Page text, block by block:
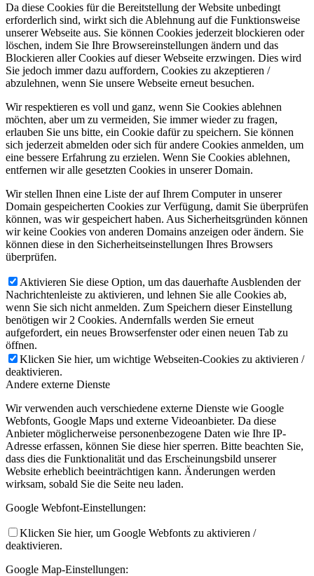
Da diese Cookies für die Bereitstellung der Website unbedingt
erforderlich sind, wirkt sich die Ablehnung auf die Funktionsweise
unserer Webseite aus. Sie können Cookies jederzeit blockieren oder
löschen, indem Sie Ihre Browsereinstellungen ändern und das
Blockieren aller Cookies auf dieser Webseite erzwingen. Dies wird
Sie jedoch immer dazu auffordern, Cookies zu akzeptieren /
abzulehnen, wenn Sie unsere Webseite erneut besuchen.
Wir respektieren es voll und ganz, wenn Sie Cookies ablehnen
möchten, aber um zu vermeiden, Sie immer wieder zu fragen,
erlauben Sie uns bitte, ein Cookie dafür zu speichern. Sie können
sich jederzeit abmelden oder sich für andere Cookies anmelden, um
eine bessere Erfahrung zu erzielen. Wenn Sie Cookies ablehnen,
entfernen wir alle gesetzten Cookies in unserer Domain.
Wir stellen Ihnen eine Liste der auf Ihrem Computer in unserer
Domain gespeicherten Cookies zur Verfügung, damit Sie überprüfen
können, was wir gespeichert haben. Aus Sicherheitsgründen können
wir keine Cookies von anderen Domains anzeigen oder ändern. Sie
können diese in den Sicherheitseinstellungen Ihres Browsers
überprüfen.
Aktivieren Sie diese Option, um das dauerhafte Ausblenden der
Nachrichtenleiste zu aktivieren, und lehnen Sie alle Cookies ab,
wenn Sie sich nicht anmelden. Zum Speichern dieser Einstellung
benötigen wir 2 Cookies. Andernfalls werden Sie erneut
aufgefordert, ein neues Browserfenster oder einen neuen Tab zu
öffnen.
Klicken Sie hier, um wichtige Webseiten-Cookies zu aktivieren /
deaktivieren.
Andere externe Dienste
Wir verwenden auch verschiedene externe Dienste wie Google
Webfonts, Google Maps und externe Videoanbieter. Da diese
Anbieter möglicherweise personenbezogene Daten wie Ihre IP-
Adresse erfassen, können Sie diese hier sperren. Bitte beachten Sie,
dass dies die Funktionalität und das Erscheinungsbild unserer
Website erheblich beeinträchtigen kann. Änderungen werden
wirksam, sobald Sie die Seite neu laden.
Google Webfont-Einstellungen:
Klicken Sie hier, um Google Webfonts zu aktivieren /
deaktivieren.
Google Map-Einstellungen: